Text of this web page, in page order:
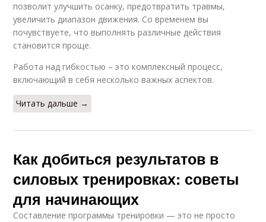
позволит улучшить осанку, предотвратить травмы,
увеличить диапазон движения. Со временем вы
почувствуете, что выполнять различные действия
становится проще.
Работа над гибкостью – это комплексный процесс,
включающий в себя несколько важных аспектов.
Читать дальше →
Как добиться результатов в
силовых тренировках: советы
для начинающих
Составление программы тренировки — это не просто